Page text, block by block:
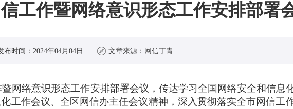
工作暨网络意识形态工作安排部署
布时间： 2024年04月04日 文章来源： 网信丁青
网络意识形态工作安排部署会议，传达学习全国网络安全和信息
工作会议、全区网信办主任会议精神，深入贯彻落实全市网信工